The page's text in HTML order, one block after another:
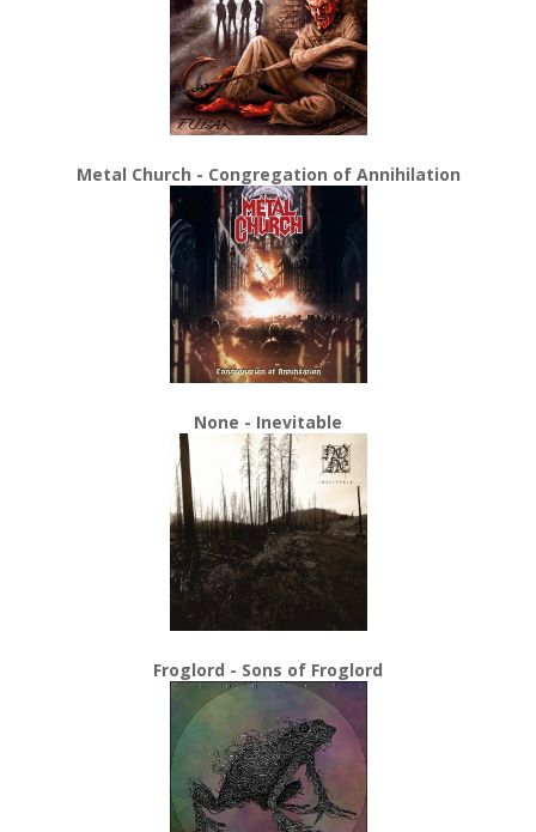
Metal Church - Congregation of Annihilation
None - Inevitable
Froglord - Sons of Froglord